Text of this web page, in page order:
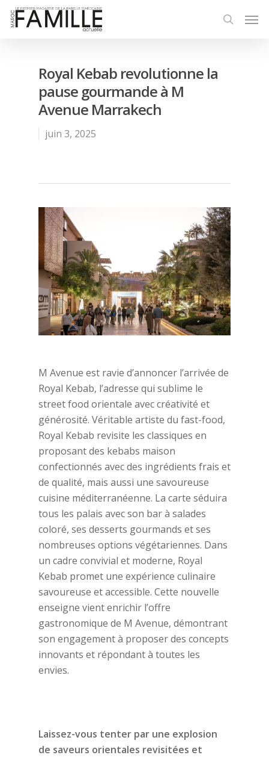
Royal Kebab revolutionne la
pause gourmande à M
Avenue Marrakech
juin 3, 2025
M Avenue est ravie d’annoncer l’arrivée de
Royal Kebab, l’adresse qui sublime le
street food orientale avec créativité et
générosité. Véritable artiste du fast-food,
Royal Kebab revisite les classiques en
proposant des kebabs maison
confectionnés avec des ingrédients frais et
de qualité, mais aussi une savoureuse
cuisine méditerranéenne. La carte séduira
tous les palais avec son bar à salades
coloré, ses desserts gourmands et ses
nombreuses options végétariennes. Dans
un cadre convivial et moderne, Royal
Kebab promet une expérience culinaire
savoureuse et accessible. Cette nouvelle
enseigne vient enrichir l’offre
gastronomique de M Avenue, démontrant
son engagement à proposer des concepts
innovants et répondant à toutes les
envies.
Laissez-vous tenter par une explosion
de saveurs orientales revisitées et